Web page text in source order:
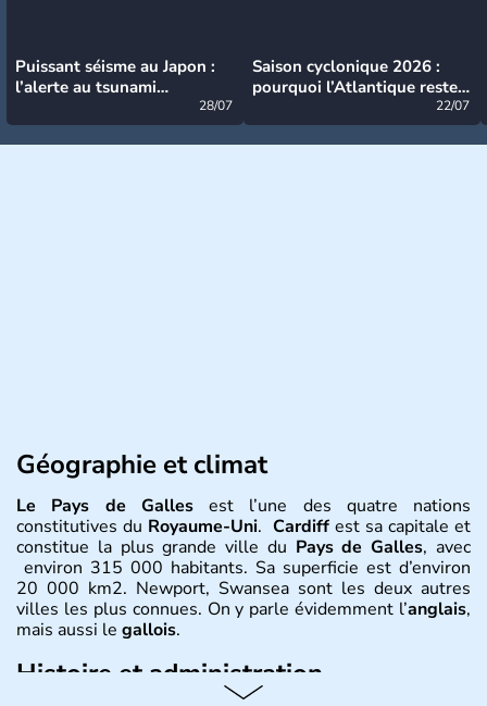
Puissant séisme au Japon :
l’alerte au tsunami
28/07
Saison cyclonique 2026 :
pourquoi l’Atlantique reste
22/07
Géographie et climat
Le Pays de Gallesest l’une des quatre nations
constitutives du Royaume-Uni. Cardiff est sa capitale et
constitue la plus grande ville du Pays de Galles, avec
environ 315 000 habitants. Sa superficie est d’environ
20 000 km2. Newport, Swansea sont les deux autres
villes les plus connues. On y parle évidemment l’anglais,
mais aussi le gallois.
Histoire et administration